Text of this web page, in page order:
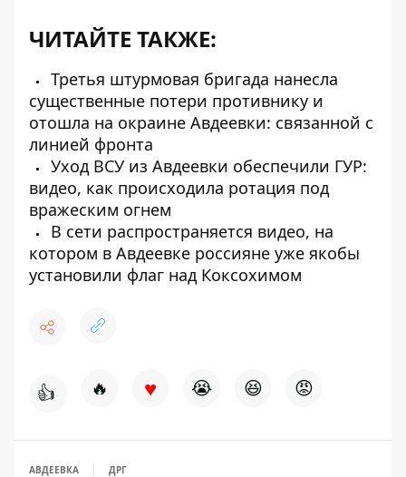
ЧИТАЙТЕ ТАКЖЕ:
Третья штурмовая бригада нанесла
существенные потери противнику и
отошла на окраине Авдеевки: связанной с
линией фронта
Уход ВСУ из Авдеевки обеспечили ГУР:
видео, как происходила ротация под
вражеским огнем
В cети распространяется видео, на
котором в Авдеевке россияне уже якобы
установили флаг над Коксохимом
👍 🔥 ♥ 😭 😆 😡
АВДЕЕВКА ДРГ